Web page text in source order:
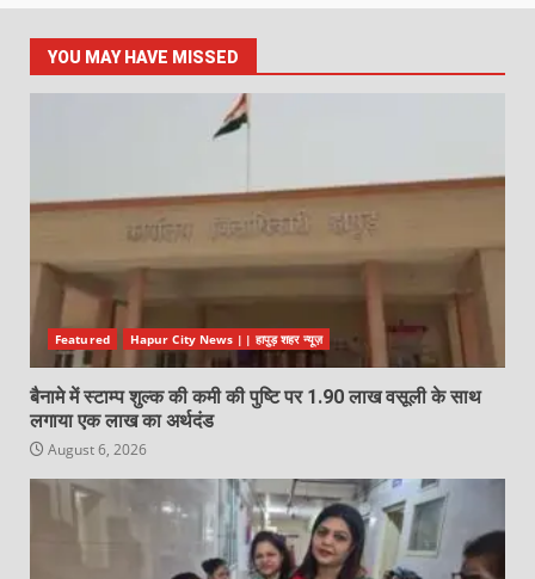
YOU MAY HAVE MISSED
Featured Hapur City News || हापुड़ शहर न्यूज़
बैनामे में स्टाम्प शुल्क की कमी की पुष्टि पर 1.90 लाख वसूली के साथ
लगाया एक लाख का अर्थदंड
August 6, 2026